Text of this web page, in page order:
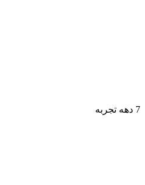
7 دهه تجربه